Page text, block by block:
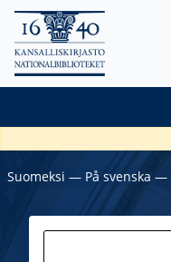
Suomeksi ― På svenska ―